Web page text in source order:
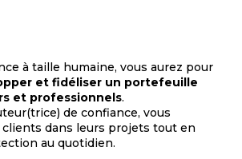
à taille humaine, vous aurez pour
et fidéliser un portefeuille
et professionnels.
de confiance, vous
clients dans leurs projets tout en
au quotidien.